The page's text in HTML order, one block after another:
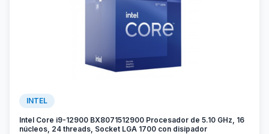
INTEL
Intel Core i9-12900 BX8071512900 Procesador de 5.10 GHz, 16
núcleos, 24 threads, Socket LGA 1700 con disipador